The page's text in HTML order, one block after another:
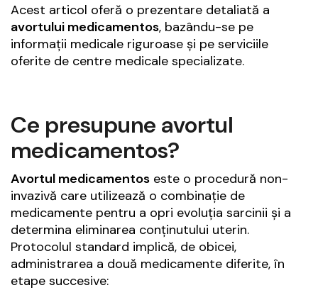
Acest articol oferă o prezentare detaliată a
avortului medicamentos, bazându-se pe
informații medicale riguroase și pe serviciile
oferite de centre medicale specializate.
Ce presupune avortul
medicamentos?
Avortul medicamentos este o procedură non-
invazivă care utilizează o combinație de
medicamente pentru a opri evoluția sarcinii și a
determina eliminarea conținutului uterin.
Protocolul standard implică, de obicei,
administrarea a două medicamente diferite, în
etape succesive: